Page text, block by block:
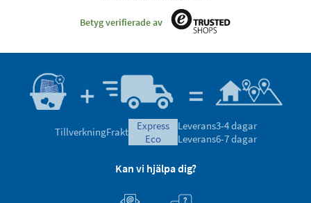
Betyg verifierade av
TillverkningFrakt
express
eco
Leverans3-4 dagar
Leverans6-7 dagar
Kan vi hjälpa dig?